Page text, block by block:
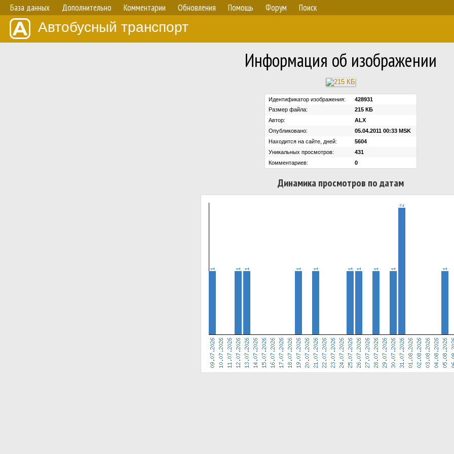
База данных Дополнительно Комментарии Обновления Помощь Форум Поиск
Автобусный транспорт
Информация об изображении
Идентификатор изображения:
428931
Размер файла:
215 КБ
Автор:
ALX
Опубликовано:
05.04.2011 00:33 MSK
Находится на сайте, дней:
5604
Уникальных просмотров:
431
Комментариев:
0
Динамика просмотров по датам